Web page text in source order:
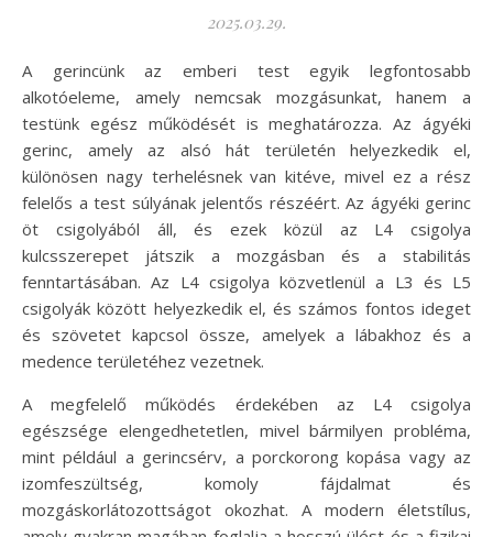
2025.03.29.
A gerincünk az emberi test egyik legfontosabb
alkotóeleme, amely nemcsak mozgásunkat, hanem a
testünk egész működését is meghatározza. Az ágyéki
gerinc, amely az alsó hát területén helyezkedik el,
különösen nagy terhelésnek van kitéve, mivel ez a rész
felelős a test súlyának jelentős részéért. Az ágyéki gerinc
öt csigolyából áll, és ezek közül az L4 csigolya
kulcsszerepet játszik a mozgásban és a stabilitás
fenntartásában. Az L4 csigolya közvetlenül a L3 és L5
csigolyák között helyezkedik el, és számos fontos ideget
és szövetet kapcsol össze, amelyek a lábakhoz és a
medence területéhez vezetnek.
A megfelelő működés érdekében az L4 csigolya
egészsége elengedhetetlen, mivel bármilyen probléma,
mint például a gerincsérv, a porckorong kopása vagy az
izomfeszültség, komoly fájdalmat és
mozgáskorlátozottságot okozhat. A modern életstílus,